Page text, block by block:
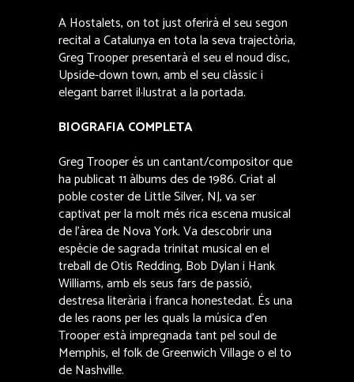
A Hostalets, on tot just oferirà el seu segon
recital a Catalunya en tota la seva trajectòria,
Greg Trooper presentarà el seu el noud disc,
Upside-down town, amb el seu clàssic i
elegant barret il·lustrat a la portada.
BIOGRAFIA COMPLETA
Greg Trooper és un cantant/compositor que
ha publicat 11 àlbums des de 1986. Criat al
poble coster de Little Silver, NJ, va ser
captivat per la molt més rica escena musical
de l’àrea de Nova York. Va descobrir una
espècie de sagrada trinitat musical en el
treball de Otis Redding, Bob Dylan i Hank
Williams, amb els seus fars de passió,
destresa literària i franca honestedat. És una
de les raons per les quals la música d’en
Trooper està impregnada tant pel soul de
Memphis, el folk de Greenwich Village o el to
de Nashville.